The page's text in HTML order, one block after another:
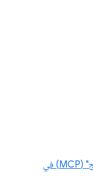
تحسينات لخادم "بروتوكول سياق النموذج" (MCP) في